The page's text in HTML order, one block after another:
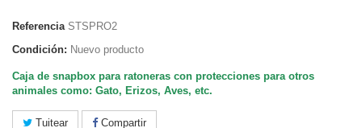
Referencia STSPRO2
Condición: Nuevo producto
Caja de snapbox para ratoneras con protecciones para otros
animales como: Gato, Erizos, Aves, etc.
Tuitear Compartir